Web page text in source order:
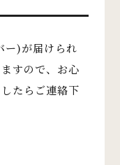
)が届けられ
すので、お心
たらご連絡下